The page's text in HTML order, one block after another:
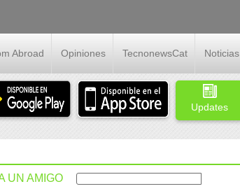
Abroad Opiniones TecnonewsCat Noticias
Updates
UN AMIGO